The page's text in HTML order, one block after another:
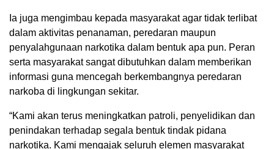
Ia juga mengimbau kepada masyarakat agar tidak terlibat
dalam aktivitas penanaman, peredaran maupun
penyalahgunaan narkotika dalam bentuk apa pun. Peran
serta masyarakat sangat dibutuhkan dalam memberikan
informasi guna mencegah berkembangnya peredaran
narkoba di lingkungan sekitar.
“Kami akan terus meningkatkan patroli, penyelidikan dan
penindakan terhadap segala bentuk tindak pidana
narkotika. Kami mengajak seluruh elemen masyarakat